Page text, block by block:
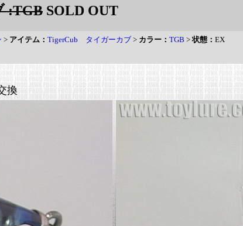
:TGB SOLD OUT
> アイテム： TigerCub タイガーカブ > カラー： TGB >状態： EX
換